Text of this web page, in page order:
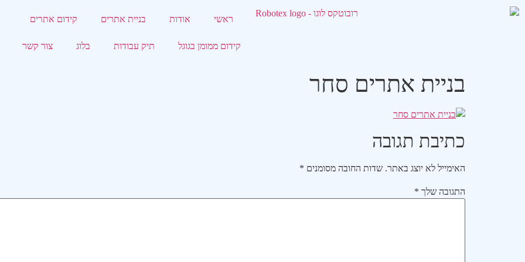
ראשי אודות בניית אתרים קידום אתרים
קידום ממומן בגוגל תיק עבודות בלוג צור קשר
בניית אתרים סחר
כתיבת תגובה
האימייל לא יוצג באתר. שדות החובה מסומנים *
התגובה שלך *